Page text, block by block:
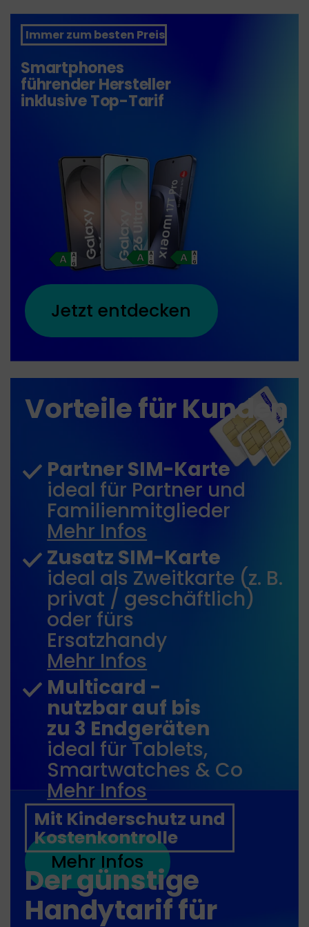
Smartphones
führender Hersteller
inklusive Top-Tarif
Immer zum besten Preis
Jetzt entdecken
Vorteile für Kunden
Partner SIM-Karte
ideal für Partner und
Familienmitglieder
Mehr Infos
Zusatz SIM-Karte
ideal als Zweitkarte (z. B.
privat / geschäftlich)
oder fürs
Ersatzhandy
Mehr Infos
Multicard -
nutzbar auf bis
zu 3 Endgeräten
ideal für Tablets,
Smartwatches & Co
Mehr Infos
Mehr Infos
Mit Kinderschutz und
Kostenkontrolle
Der günstige
Handytarif für